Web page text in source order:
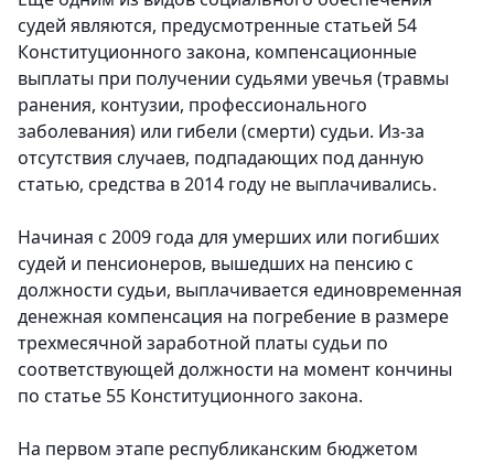
судей являются, предусмотренные статьей 54
Конституционного закона, компенсационные
выплаты при получении судьями увечья (травмы
ранения, контузии, профессионального
заболевания) или гибели (смерти) судьи. Из-за
отсутствия случаев, подпадающих под данную
статью, средства в 2014 году не выплачивались.
Начиная с 2009 года для умерших или погибших
судей и пенсионеров, вышедших на пенсию с
должности судьи, выплачивается единовременная
денежная компенсация на погребение в размере
трехмесячной заработной платы судьи по
соответствующей должности на момент кончины
по статье 55 Конституционного закона.
На первом этапе республиканским бюджетом